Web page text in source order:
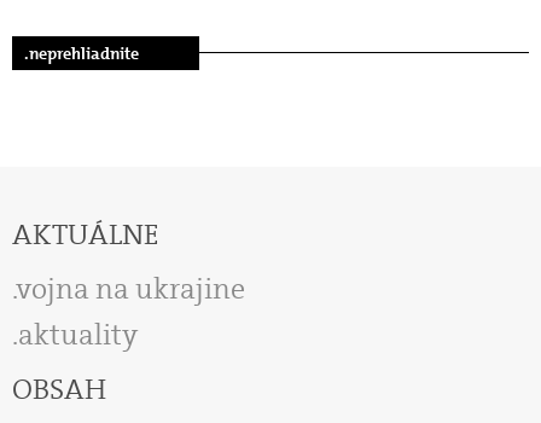
.neprehliadnite
AKTUÁLNE
vojna na ukrajine
aktuality
OBSAH